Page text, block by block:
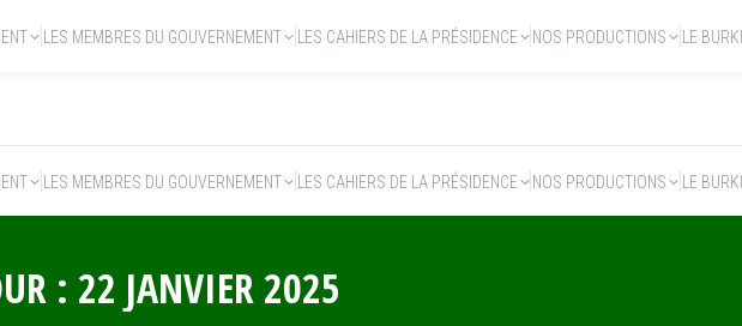
LES MEMBRES DU GOUVERNEMENT LES CAHIERS DE LA PRÉSIDENCE NOS PRODUCTIONS LE
: 22 JANVIER 2025
LES MEMBRES DU GOUVERNEMENT LES CAHIERS DE LA PRÉSIDENCE NOS PRODUCTIONS LE